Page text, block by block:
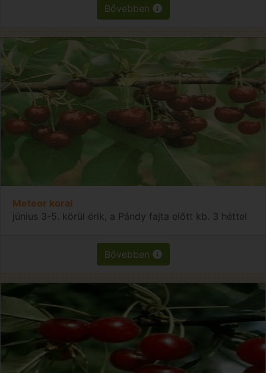
Bővebben
Meteor korai
június 3-5. körül érik, a Pándy fajta előtt kb. 3 héttel
Bővebben